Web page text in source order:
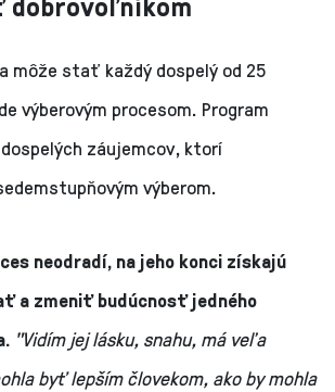
môže stať každý dospelý od 25
výberovým procesom. Program
záujemcov, ktorí
výberom.
neodradí, na jeho konci získajú
a zmeniť budúcnosť jedného
"Vidím jej lásku, snahu, má veľa
byť lepším človekom, ako by mohla